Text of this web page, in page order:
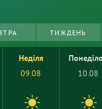
ТИЖДЕНЬ
Неділя
09.08
10.08